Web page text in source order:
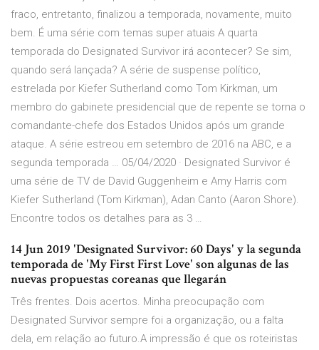
fraco, entretanto, finalizou a temporada, novamente, muito
bem. É uma série com temas super atuais A quarta
temporada do Designated Survivor irá acontecer? Se sim,
quando será lançada? A série de suspense político,
estrelada por Kiefer Sutherland como Tom Kirkman, um
membro do gabinete presidencial que de repente se torna o
comandante-chefe dos Estados Unidos após um grande
ataque. A série estreou em setembro de 2016 na ABC, e a
segunda temporada … 05/04/2020 · Designated Survivor é
uma série de TV de David Guggenheim e Amy Harris com
Kiefer Sutherland (Tom Kirkman), Adan Canto (Aaron Shore).
Encontre todos os detalhes para as 3 …
14 Jun 2019 'Designated Survivor: 60 Days' y la segunda
temporada de 'My First First Love' son algunas de las
nuevas propuestas coreanas que llegarán
Três frentes. Dois acertos. Minha preocupação com
Designated Survivor sempre foi a organização, ou a falta
dela, em relação ao futuro.A impressão é que os roteiristas